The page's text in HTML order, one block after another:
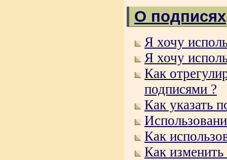
О подписях
Я хочу
Я хочу
Как
подписями ?
Как указать
Как
Как изменить